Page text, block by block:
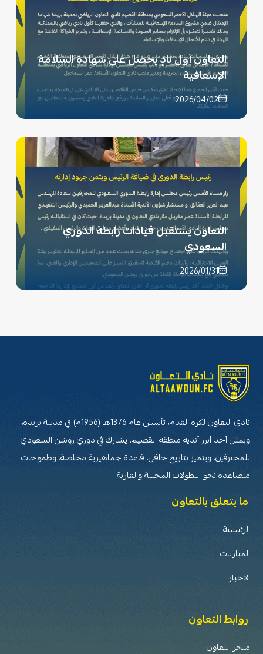
التعاون أول نادٍ يحصل على شهادة السلامة
الإسعافية
2026/04/02
التعاون يستقبل قيادات رابطة الدوري
السعودي
2026/01/31
نادي التعاون لكرة القدم، تأسس عام 1376هـ (1956م) في مدينة بريدة،
ويمثل أحد أبرز أندية منطقة القصيم. يشارك في دوري روشن السعودي
للمحترفين، ويتميز بتاريخ حافل، قاعدة جماهيرية مخلصة، وطموحات
متصاعدة نحو البطولات المحلية والقارية.
ما يتعلق بالتعاون
الرئيسية
المباريات
الاخبار
روابط التعاون
متجر التعاون